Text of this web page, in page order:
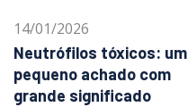
14/01/2026
Neutrófilos tóxicos: um
pequeno achado com
grande significado